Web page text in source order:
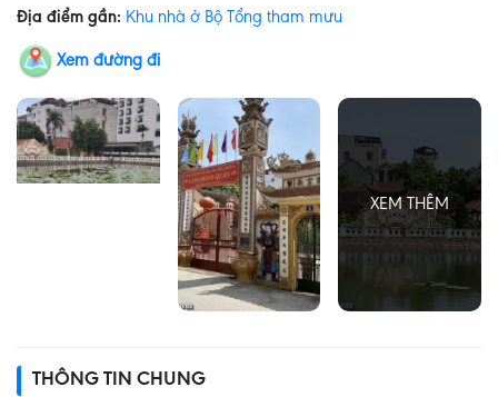
Địa điểm gần: Khu nhà ở Bộ Tổng tham mưu
Xem đường đi
THÔNG TIN CHUNG